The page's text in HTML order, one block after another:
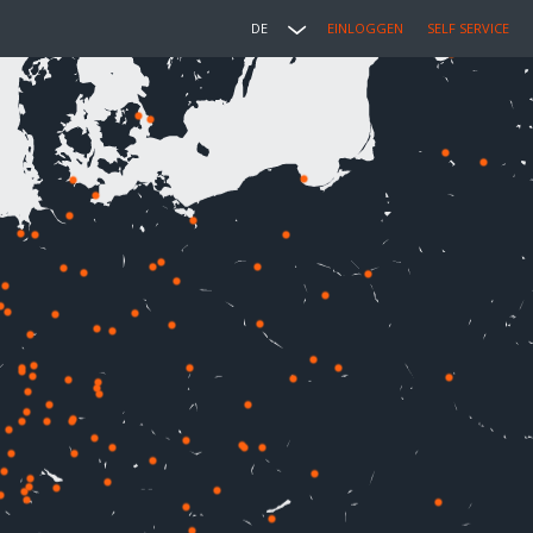
DE EINLOGGEN SELF SERVICE